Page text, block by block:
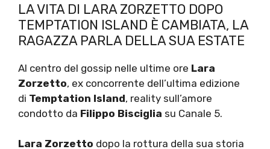
LA VITA DI LARA ZORZETTO DOPO
TEMPTATION ISLAND È CAMBIATA, LA
RAGAZZA PARLA DELLA SUA ESTATE
Al centro del gossip nelle ultime ore Lara
Zorzetto, ex concorrente dell’ultima edizione
di Temptation Island, reality sull’amore
condotto da Filippo Bisciglia su Canale 5.
Lara Zorzetto dopo la rottura della sua storia